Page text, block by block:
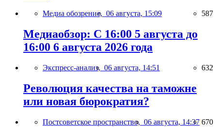
Медиа обозрение, 06 августа, 15:09 587
Медиаобзор: С 16:00 5 августа до
16:00 6 августа 2026 года
Экспресс-анализ, 06 августа, 14:51 632
Революция качества на таможне
или новая бюрократия?
Постсоветское пространство, 06 августа, 14:37 670